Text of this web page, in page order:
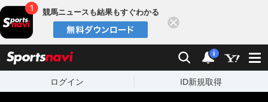
競馬ニュースも結果もすぐわかる
検索 通知
i
ログイン ID新規取得